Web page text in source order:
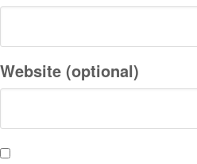
Website (optional)